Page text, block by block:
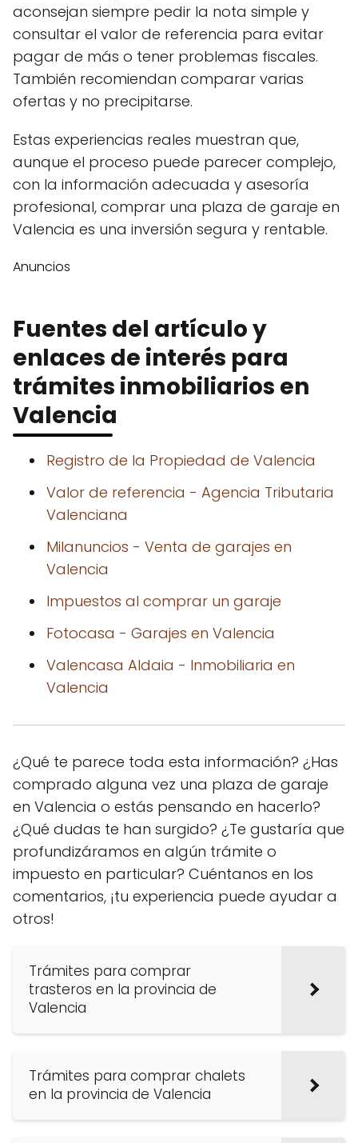
aconsejan siempre pedir la nota simple y
consultar el valor de referencia para evitar
pagar de más o tener problemas fiscales.
También recomiendan comparar varias
ofertas y no precipitarse.
Estas experiencias reales muestran que,
aunque el proceso puede parecer complejo,
con la información adecuada y asesoría
profesional, comprar una plaza de garaje en
Valencia es una inversión segura y rentable.
Anuncios
Fuentes del artículo y
enlaces de interés para
trámites inmobiliarios en
Valencia
Registro de la Propiedad de Valencia
Valor de referencia - Agencia Tributaria
Valenciana
Milanuncios - Venta de garajes en
Valencia
Impuestos al comprar un garaje
Fotocasa - Garajes en Valencia
Valencasa Aldaia - Inmobiliaria en
Valencia
¿Qué te parece toda esta información? ¿Has
comprado alguna vez una plaza de garaje
en Valencia o estás pensando en hacerlo?
¿Qué dudas te han surgido? ¿Te gustaría que
profundizáramos en algún trámite o
impuesto en particular? Cuéntanos en los
comentarios, ¡tu experiencia puede ayudar a
otros!
Trámites para comprar
trasteros en la provincia de
Valencia
Trámites para comprar chalets
en la provincia de Valencia